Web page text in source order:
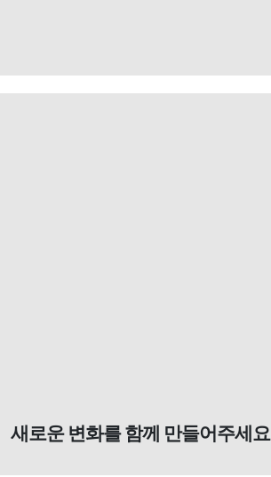
새로운 변화를 함께 만들어주세요